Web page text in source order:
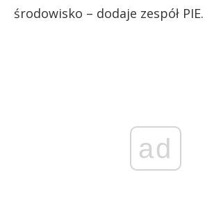
środowisko – dodaje zespół PIE.
ad